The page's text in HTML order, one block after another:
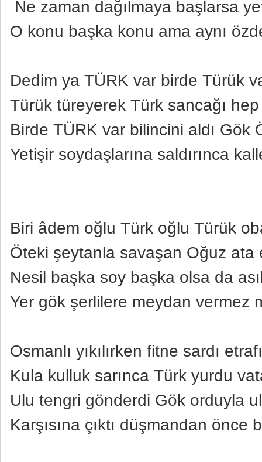
Ne zaman dağılmaya başlarsa
O konu başka konu ama aynı
Dedim ya TÜRK var birde Türük
Türük türeyerek Türk sancağı
Birde TÜRK var bilincini aldı Gök
Yetişir soydaşlarına saldırınca
Biri âdem oğlu Türk oğlu Türük
Öteki şeytanla savaşan Oğuz ata
Nesil başka soy başka olsa da
Yer gök şerlilere meydan vermez
Osmanlı yıkılırken fitne sardı etrafı
Kula kulluk sarınca Türk yurdu
Ulu tengri gönderdi Gök orduyla
Karşısına çıktı düşmandan önce